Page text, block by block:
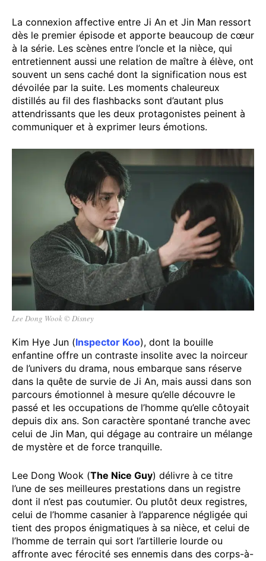
La connexion affective entre Ji An et Jin Man ressort
dès le premier épisode et apporte beaucoup de cœur
à la série. Les scènes entre l’oncle et la nièce, qui
entretiennent aussi une relation de maître à élève, ont
souvent un sens caché dont la signification nous est
dévoilée par la suite. Les moments chaleureux
distillés au fil des flashbacks sont d’autant plus
attendrissants que les deux protagonistes peinent à
communiquer et à exprimer leurs émotions.
Lee Dong Wook © Disney
Kim Hye Jun (Inspector Koo), dont la bouille
enfantine offre un contraste insolite avec la noirceur
de l’univers du drama, nous embarque sans réserve
dans la quête de survie de Ji An, mais aussi dans son
parcours émotionnel à mesure qu’elle découvre le
passé et les occupations de l’homme qu’elle côtoyait
depuis dix ans. Son caractère spontané tranche avec
celui de Jin Man, qui dégage au contraire un mélange
de mystère et de force tranquille.
Lee Dong Wook (The Nice Guy) délivre à ce titre
l’une de ses meilleures prestations dans un registre
dont il n’est pas coutumier. Ou plutôt deux registres,
celui de l’homme casanier à l’apparence négligée qui
tient des propos énigmatiques à sa nièce, et celui de
l’homme de terrain qui sort l’artillerie lourde ou
affronte avec férocité ses ennemis dans des corps-à-